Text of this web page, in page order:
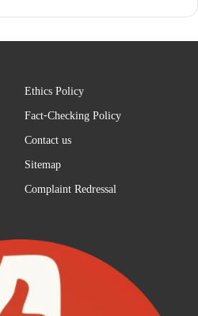
Ethics Policy
Fact-Checking Policy
Contact us
Sitemap
Complaint Redressal